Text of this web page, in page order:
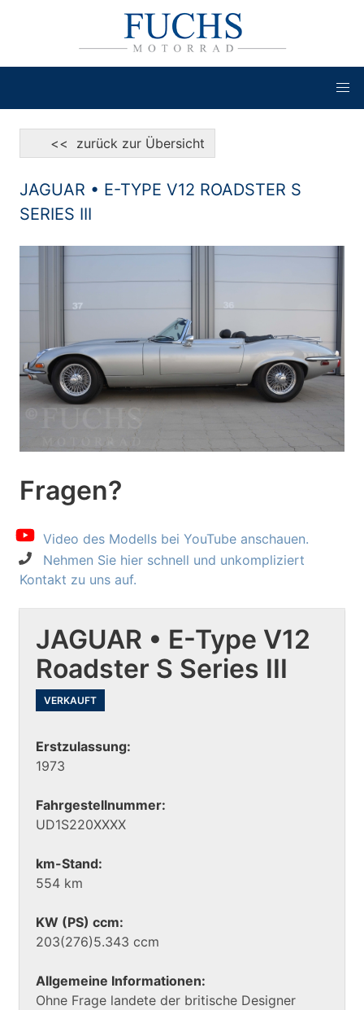
<< zurück zur Übersicht
JAGUAR • E-TYPE V12 ROADSTER S
SERIES III
Fragen?
Video des Modells bei YouTube anschauen.
Nehmen Sie hier schnell und unkompliziert
Kontakt zu uns auf.
JAGUAR • E-Type V12
Roadster S Series III
VERKAUFT
Erstzulassung:
1973
Fahrgestellnummer:
UD1S220XXXX
km-Stand:
554 km
KW (PS) ccm:
203(276)5.343 ccm
Allgemeine Informationen:
Ohne Frage landete der britische Designer